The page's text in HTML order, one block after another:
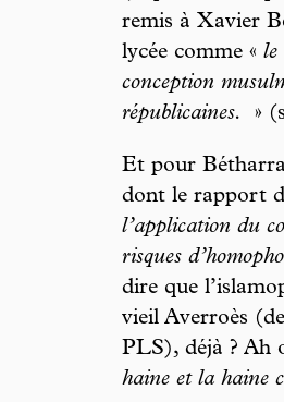
remis à Xavier
lycée comme « le
conception
républicaines.
»
Et pour
dont le rapport
l’application du
risques
dire que
vieil Averroès
PLS), déjà ? Ah
haine et la haine